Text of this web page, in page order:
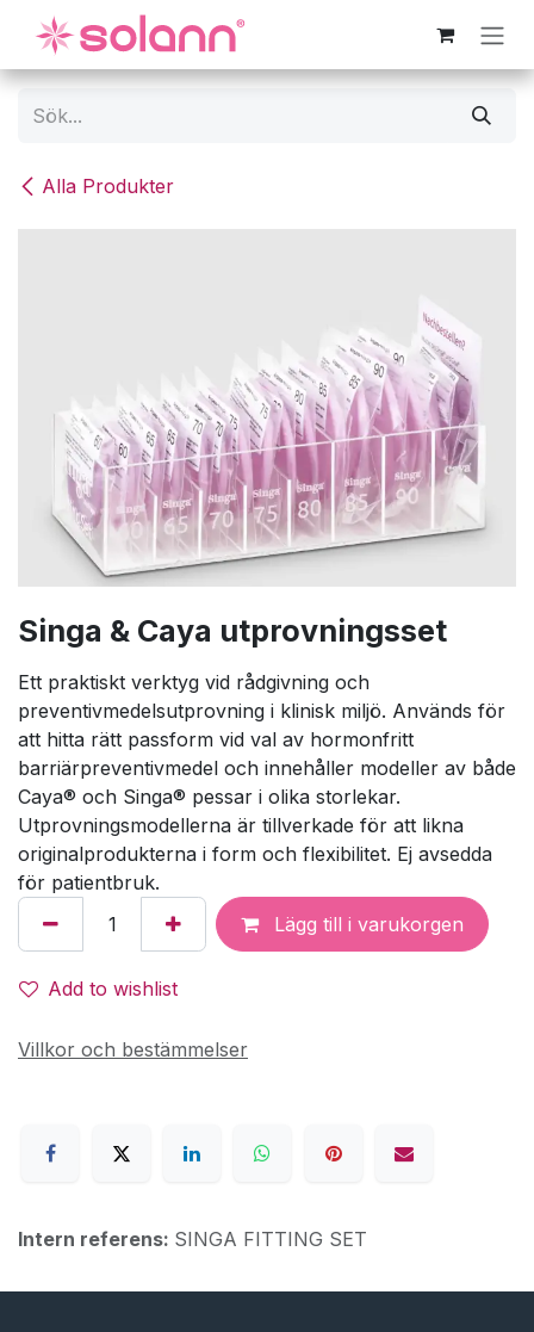
Hoppa till innehåll
Alla Produkter
Singa & Caya utprovningsset
Ett praktiskt verktyg vid rådgivning och
preventivmedelsutprovning i klinisk miljö. Används för
att hitta rätt passform vid val av hormonfritt
barriärpreventivmedel och innehåller modeller av både
Caya® och Singa® pessar i olika storlekar.
Utprovningsmodellerna är tillverkade för att likna
originalprodukterna i form och flexibilitet. Ej avsedda
för patientbruk.
Lägg till i varukorgen
Add to wishlist
Villkor och bestämmelser
Intern referens: SINGA FITTING SET